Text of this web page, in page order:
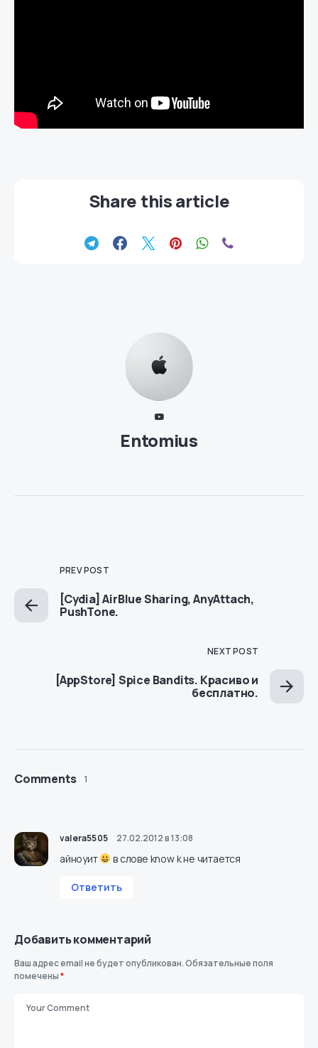
Share this article
Entomius
PREV POST
[Cydia] AirBlue Sharing, AnyAttach,
PushTone.
NEXT POST
[AppStore] Spice Bandits. Красиво и
бесплатно.
Comments 1
valera5505 27.02.2012 в 13:08
айноуит в слове know k не читается
Ответить
Добавить комментарий
Ваш адрес email не будет опубликован.Обязательные поля
помечены*